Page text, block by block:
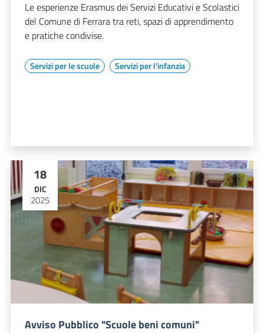
Le esperienze Erasmus dei Servizi Educativi e Scolastici
del Comune di Ferrara tra reti, spazi di apprendimento
e pratiche condivise.
Servizi per le scuole Servizi per l'infanzia
18
DIC
2025
Avviso Pubblico "Scuole beni comuni"